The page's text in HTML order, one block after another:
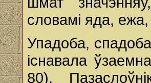
словамі яда,
Упадоба,
існавала
80).